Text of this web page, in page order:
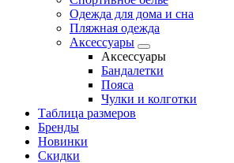
Одежда для дома и сна
Пляжная одежда
Аксессуары
Аксессуары
Бандалетки
Пояса
Чулки и колготки
Таблица размеров
Бренды
Новинки
Скидки